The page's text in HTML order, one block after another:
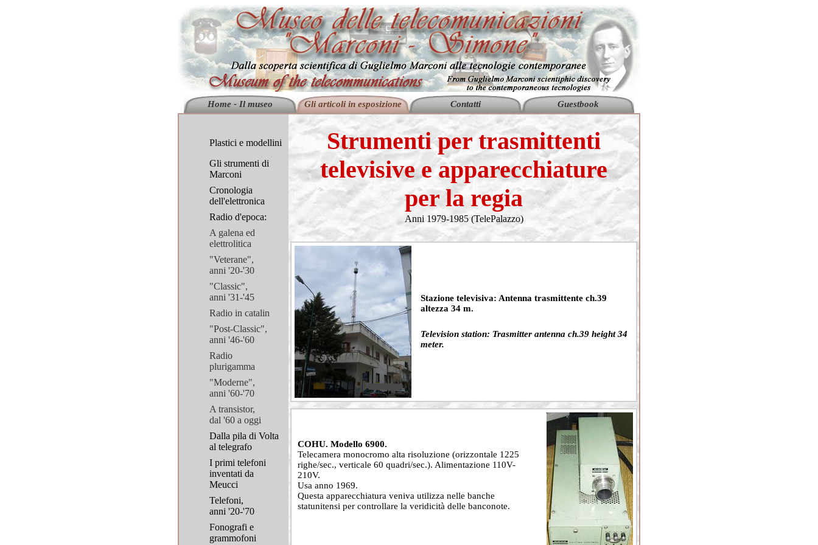
Home - Il museo Gli articoli in esposizione Contatti Guestbook
Plastici e modellini
Gli strumenti di
Marconi
Cronologia
dell'elettronica
Radio d'epoca:
A galena ed
elettrolitica
"Veterane",
anni '20-'30
"Classic",
anni '31-'45
Radio in catalin
"Post-Classic",
anni '46-'60
Radio
plurigamma
"Moderne",
anni '60-'70
A transistor,
dal '60 a oggi
Dalla pila di Volta
al telegrafo
I primi telefoni
inventati da
Meucci
Telefoni,
anni '20-'70
Fonografi e
grammofoni
Strumenti per trasmittenti
televisive e apparecchiature
per la regia
Anni 1979-1985 (TelePalazzo)
Stazione televisiva: Antenna trasmittente ch.39
altezza 34 m.
Television station: Trasmitter antenna ch.39 height 34
meter.
COHU. Modello 6900.
Telecamera monocromo alta risoluzione (orizzontale 1225
righe/sec., verticale 60 quadri/sec.). Alimentazione 110V-
210V.
Usa anno 1969.
Questa apparecchiatura veniva utilizza nelle banche
statunitensi per controllare la veridicità delle banconote.